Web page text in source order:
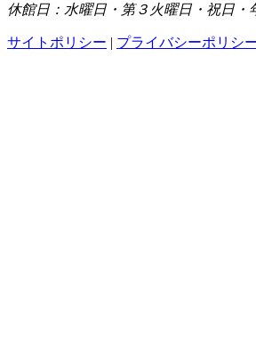
休館日：水曜日・第３火曜日・祝日・
サイトポリシー | プライバシーポリシ